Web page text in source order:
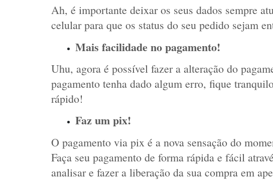
Ah, é importante deixar os seus dados sempre
celular para que os status do seu pedido sejam
Mais facilidade no pagamento!
Uhu, agora é possível fazer a alteração do
pagamento tenha dado algum erro, fique
rápido!
Faz um pix!
O pagamento via pix é a nova sensação do
Faça seu pagamento de forma rápida e fácil
analisar e fazer a liberação da sua compra em